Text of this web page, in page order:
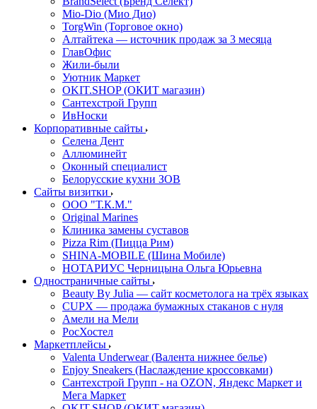
Mio-Dio (Мио Дио)
TorgWin (Торговое окно)
Алтайтека — источник продаж за 3 месяца
ГлавОфис
Жили-были
Уютник Маркет
OKIT.SHOP (ОКИТ магазин)
Сантехстрой Групп
ИвНоски
Корпоративные сайты
Селена Дент
Аллюминейт
Оконный специалист
Белорусские кухни ЗОВ
Сайты визитки
ООО "Т.К.М."
Original Marines
Клиника замены суставов
Pizza Rim (Пицца Рим)
SHINA-MOBILE (Шина Мобиле)
НОТАРИУС Черницына Ольга Юрьевна
Одностраничные сайты
Beauty By Julia — сайт косметолога на трёх языках
CUPX — продажа бумажных стаканов с нуля
Амели на Мели
РосХостел
Маркетплейсы
Valenta Underwear (Валента нижнее белье)
Enjoy Sneakers (Наслаждение кроссовками)
Сантехcтрой Групп - на OZON, Яндекс Маркет и
Мега Маркет